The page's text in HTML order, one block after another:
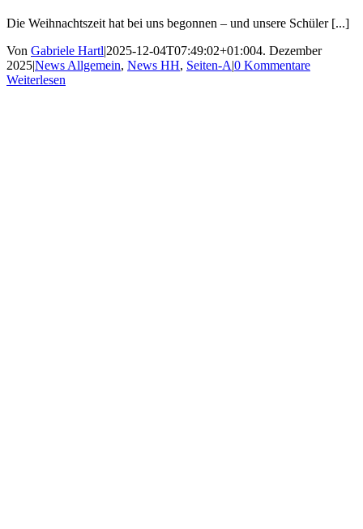
Die Weihnachtszeit hat bei uns begonnen – und unsere Schüler [...]
Von Gabriele Hartl|2025-12-04T07:49:02+01:004. Dezember
2025|News Allgemein, News HH, Seiten-A|0 Kommentare
Weiterlesen